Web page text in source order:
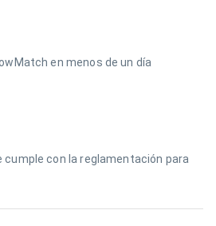
en menos de un día
cumple con la reglamentación para